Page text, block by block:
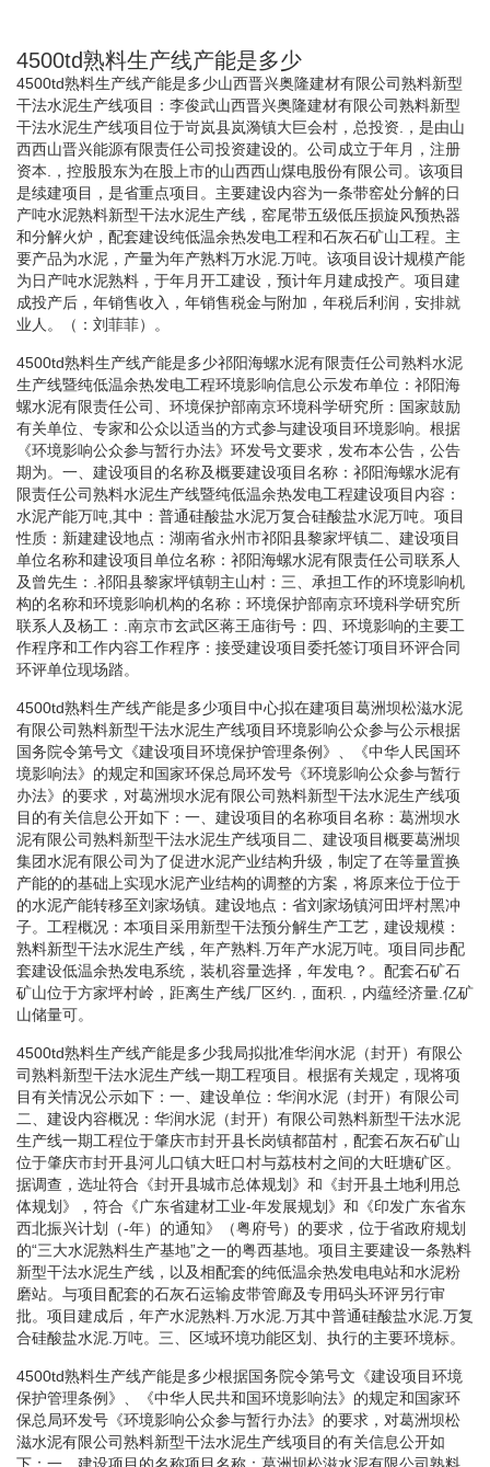
4500td熟料生产线产能是多少
4500td熟料生产线产能是多少山西晋兴奥隆建材有限公司熟料新型
干法水泥生产线项目：李俊武山西晋兴奥隆建材有限公司熟料新型
干法水泥生产线项目位于岢岚县岚漪镇大巨会村，总投资.，是由山
西西山晋兴能源有限责任公司投资建设的。公司成立于年月，注册
资本.，控股股东为在股上市的山西西山煤电股份有限公司。该项目
是续建项目，是省重点项目。主要建设内容为一条带窑处分解的日
产吨水泥熟料新型干法水泥生产线，窑尾带五级低压损旋风预热器
和分解火炉，配套建设纯低温余热发电工程和石灰石矿山工程。主
要产品为水泥，产量为年产熟料万水泥.万吨。该项目设计规模产能
为日产吨水泥熟料，于年月开工建设，预计年月建成投产。项目建
成投产后，年销售收入，年销售税金与附加，年税后利润，安排就
业人。（：刘菲菲）。
4500td熟料生产线产能是多少祁阳海螺水泥有限责任公司熟料水泥
生产线暨纯低温余热发电工程环境影响信息公示发布单位：祁阳海
螺水泥有限责任公司、环境保护部南京环境科学研究所：国家鼓励
有关单位、专家和公众以适当的方式参与建设项目环境影响。根据
《环境影响公众参与暂行办法》环发号文要求，发布本公告，公告
期为。一、建设项目的名称及概要建设项目名称：祁阳海螺水泥有
限责任公司熟料水泥生产线暨纯低温余热发电工程建设项目内容：
水泥产能万吨,其中：普通硅酸盐水泥万复合硅酸盐水泥万吨。项目
性质：新建建设地点：湖南省永州市祁阳县黎家坪镇二、建设项目
单位名称和建设项目单位名称：祁阳海螺水泥有限责任公司联系人
及曾先生：.祁阳县黎家坪镇朝主山村：三、承担工作的环境影响机
构的名称和环境影响机构的名称：环境保护部南京环境科学研究所
联系人及杨工：.南京市玄武区蒋王庙街号：四、环境影响的主要工
作程序和工作内容工作程序：接受建设项目委托签订项目环评合同
环评单位现场踏。
4500td熟料生产线产能是多少项目中心拟在建项目葛洲坝松滋水泥
有限公司熟料新型干法水泥生产线项目环境影响公众参与公示根据
国务院令第号文《建设项目环境保护管理条例》、《中华人民国环
境影响法》的规定和国家环保总局环发号《环境影响公众参与暂行
办法》的要求，对葛洲坝水泥有限公司熟料新型干法水泥生产线项
目的有关信息公开如下：一、建设项目的名称项目名称：葛洲坝水
泥有限公司熟料新型干法水泥生产线项目二、建设项目概要葛洲坝
集团水泥有限公司为了促进水泥产业结构升级，制定了在等量置换
产能的的基础上实现水泥产业结构的调整的方案，将原来位于位于
的水泥产能转移至刘家场镇。建设地点：省刘家场镇河田坪村黑冲
子。工程概况：本项目采用新型干法预分解生产工艺，建设规模：
熟料新型干法水泥生产线，年产熟料.万年产水泥万吨。项目同步配
套建设低温余热发电系统，装机容量选择，年发电？。配套石矿石
矿山位于方家坪村岭，距离生产线厂区约.，面积.，内蕴经济量.亿矿
山储量可。
4500td熟料生产线产能是多少我局拟批准华润水泥（封开）有限公
司熟料新型干法水泥生产线一期工程项目。根据有关规定，现将项
目有关情况公示如下：一、建设单位：华润水泥（封开）有限公司
二、建设内容概况：华润水泥（封开）有限公司熟料新型干法水泥
生产线一期工程位于肇庆市封开县长岗镇都苗村，配套石灰石矿山
位于肇庆市封开县河儿口镇大旺口村与荔枝村之间的大旺塘矿区。
据调查，选址符合《封开县城市总体规划》和《封开县土地利用总
体规划》，符合《广东省建材工业-年发展规划》和《印发广东省东
西北振兴计划（-年）的通知》（粤府号）的要求，位于省政府规划
的“三大水泥熟料生产基地”之一的粤西基地。项目主要建设一条熟料
新型干法水泥生产线，以及相配套的纯低温余热发电电站和水泥粉
磨站。与项目配套的石灰石运输皮带管廊及专用码头环评另行审
批。项目建成后，年产水泥熟料.万水泥.万其中普通硅酸盐水泥.万复
合硅酸盐水泥.万吨。三、区域环境功能区划、执行的主要环境标。
4500td熟料生产线产能是多少根据国务院令第号文《建设项目环境
保护管理条例》、《中华人民共和国环境影响法》的规定和国家环
保总局环发号《环境影响公众参与暂行办法》的要求，对葛洲坝松
滋水泥有限公司熟料新型干法水泥生产线项目的有关信息公开如